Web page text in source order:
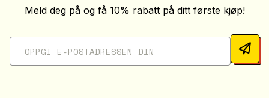
Meld deg på og få 10% rabatt på ditt første kjøp!